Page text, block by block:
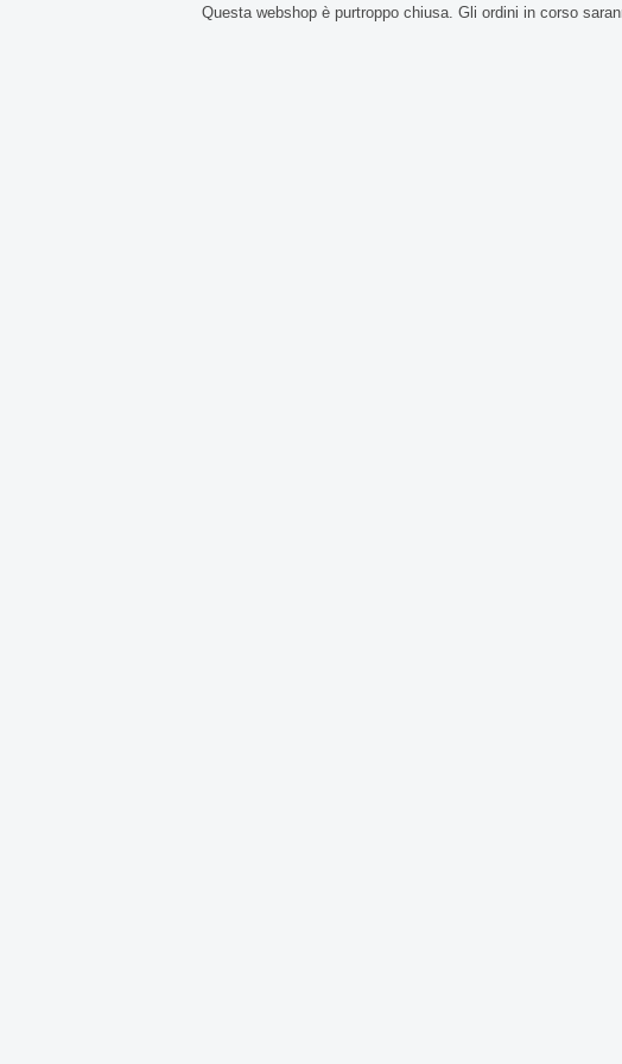
Questa webshop è purtroppo chiusa. Gli ordini in corso